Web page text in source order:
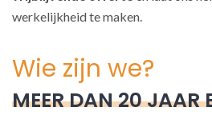
werkelijkheid te maken.
Wie zijn we?
MEER DAN 20 JAAR